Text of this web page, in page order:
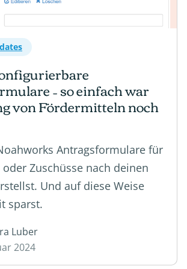
– so einfach war
von Fördermitteln noch
Antragsformulare für
Zuschüsse nach deinen
Und auf diese Weise
sparst.
Luber
2024